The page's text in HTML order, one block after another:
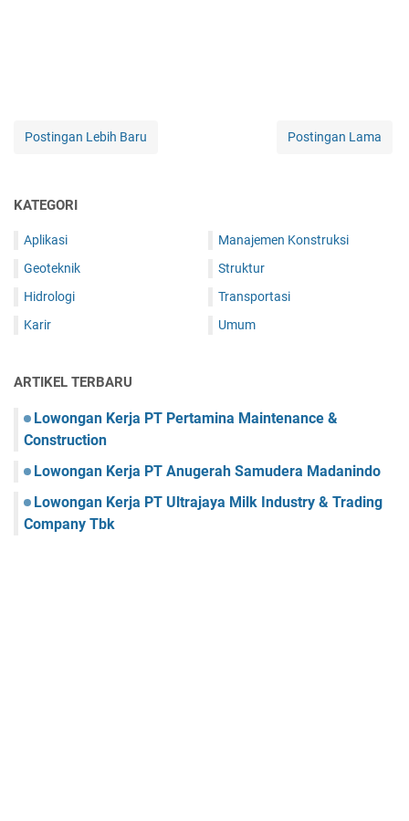
Postingan Lebih Baru Postingan Lama
KATEGORI
Aplikasi
Geoteknik
Hidrologi
Karir
Manajemen Konstruksi
Struktur
Transportasi
Umum
ARTIKEL TERBARU
Lowongan Kerja PT Pertamina Maintenance &
Construction
Lowongan Kerja PT Anugerah Samudera Madanindo
Lowongan Kerja PT Ultrajaya Milk Industry & Trading
Company Tbk